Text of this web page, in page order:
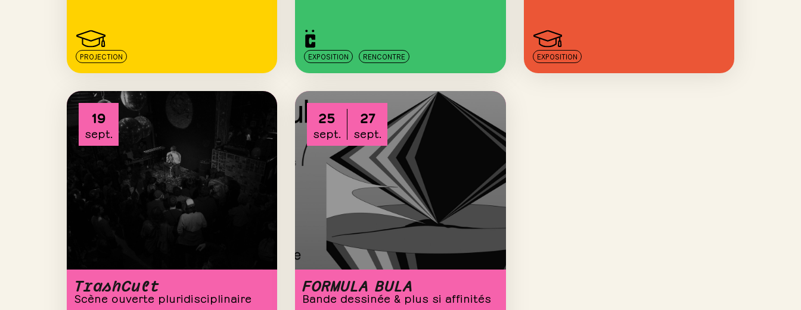
PROJECTION EXPOSITION RENCONTRE EXPOSITION
19
sept.
TrashCult
Scène ouverte pluridisciplinaire
25
sept.
27
sept.
FORMULA BULA
Bande dessinée & plus si affinités